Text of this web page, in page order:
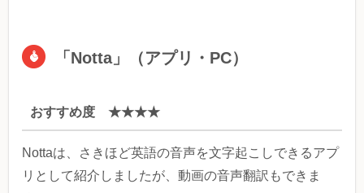
「Notta」（アプリ・PC）
おすすめ度 ★★★★
Nottaは、さきほど英語の音声を文字起こしできるアプ
リとして紹介しましたが、動画の音声翻訳もできま